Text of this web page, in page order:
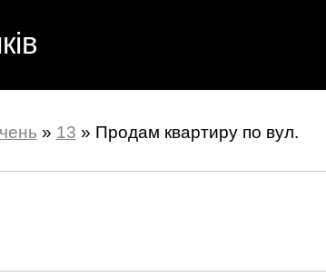
» 13 » Продам квартиру по вул.